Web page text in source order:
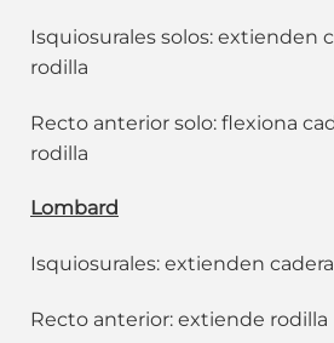
Isquiosurales solos: extienden
rodilla
Recto anterior solo: flexiona
rodilla
Lombard
Isquiosurales: extienden cadera
Recto anterior: extiende rodilla